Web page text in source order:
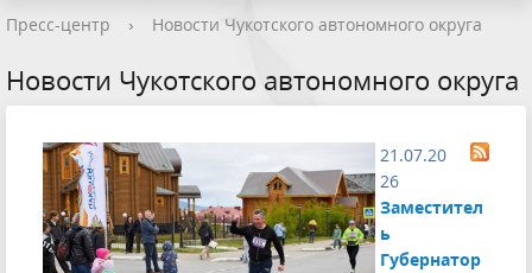
Пресс-центр › Новости Чукотского автономного округа
Новости Чукотского автономного округа
21.07.20
26
Заместител
ь
Губернатор